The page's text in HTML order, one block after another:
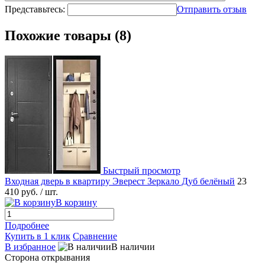
Представьтесь: Отправить отзыв
Похожие товары (8)
Быстрый просмотр
Входная дверь в квартиру Эверест Зеркало Дуб белёный 23
410 руб. / шт.
В корзину
Подробнее
Купить в 1 клик Сравнение
В избранное
В наличии
Сторона открывания